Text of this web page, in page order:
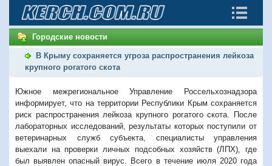
Городские новости
В Крыму сохраняется угроза распространения лейкоза
крупного рогатого скота
Южное межрегиональное Управление Россельхознадзора
информирует, что на территории Республики Крым сохраняется
риск распространения лейкоза крупного рогатого скота. После
лабораторных исследований, результаты которых поступили от
ветеринарных служб субъекта, специалисты управления
выехали на проверки личных подсобных хозяйств (ЛПХ), где
был выявлен опасный вирус. Всего в течение июля 2020 года